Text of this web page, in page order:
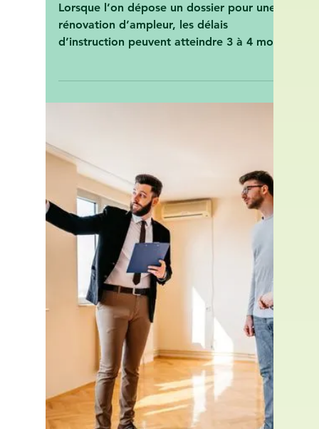
Vert Avenir Rédaction
23 mars 2025
Les conseils du MAR : En
attendant les travaux,
soi avant la rénovation
énergétique
Lorsque l’on dépose un dossier pour une
rénovation d’ampleur, les délais
d’instruction peuvent atteindre 3 à 4 mois.
Ce temps est nécessaire